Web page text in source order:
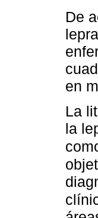
De
en
La
la